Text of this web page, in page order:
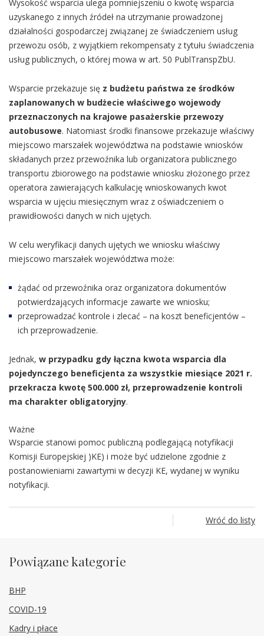
Wysokość wsparcia ulega pomniejszeniu o kwotę wsparcia
uzyskanego z innych źródeł na utrzymanie prowadzonej
działalności gospodarczej związanej ze świadczeniem usług
przewozu osób, z wyjątkiem rekompensaty z tytułu świadczenia
usług publicznych, o której mowa w art. 50 PublTranspZbU.
Wsparcie przekazuje się z budżetu państwa ze środków
zaplanowanych w budżecie właściwego wojewody
przeznaczonych na krajowe pasażerskie przewozy
autobusowe. Natomiast środki finansowe przekazuje właściwy
miejscowo marszałek województwa na podstawie wniosków
składanych przez przewoźnika lub organizatora publicznego
transportu zbiorowego na podstawie wniosku złożonego przez
operatora zawierających kalkulację wnioskowanych kwot
wsparcia w ujęciu miesięcznym wraz z oświadczeniem o
prawidłowości danych w nich ujętych.
W celu weryfikacji danych ujętych we wniosku właściwy
miejscowo marszałek województwa może:
żądać od przewoźnika oraz organizatora dokumentów
potwierdzających informacje zawarte we wniosku;
przeprowadzać kontrole i zlecać – na koszt beneficjentów –
ich przeprowadzenie.
Jednak, w przypadku gdy łączna kwota wsparcia dla
pojedynczego beneficjenta za wszystkie miesiące 2021 r.
przekracza kwotę 500.000 zł, przeprowadzenie kontroli
ma charakter obligatoryjny.
Ważne
Wsparcie stanowi pomoc publiczną podlegającą notyfikacji
Komisji Europejskiej )KE) i może być udzielone zgodnie z
postanowieniami zawartymi w decyzji KE, wydanej w wyniku
notyfikacji.
Wróć do listy
Powiązane kategorie
BHP
COVID-19
Kadry i płace